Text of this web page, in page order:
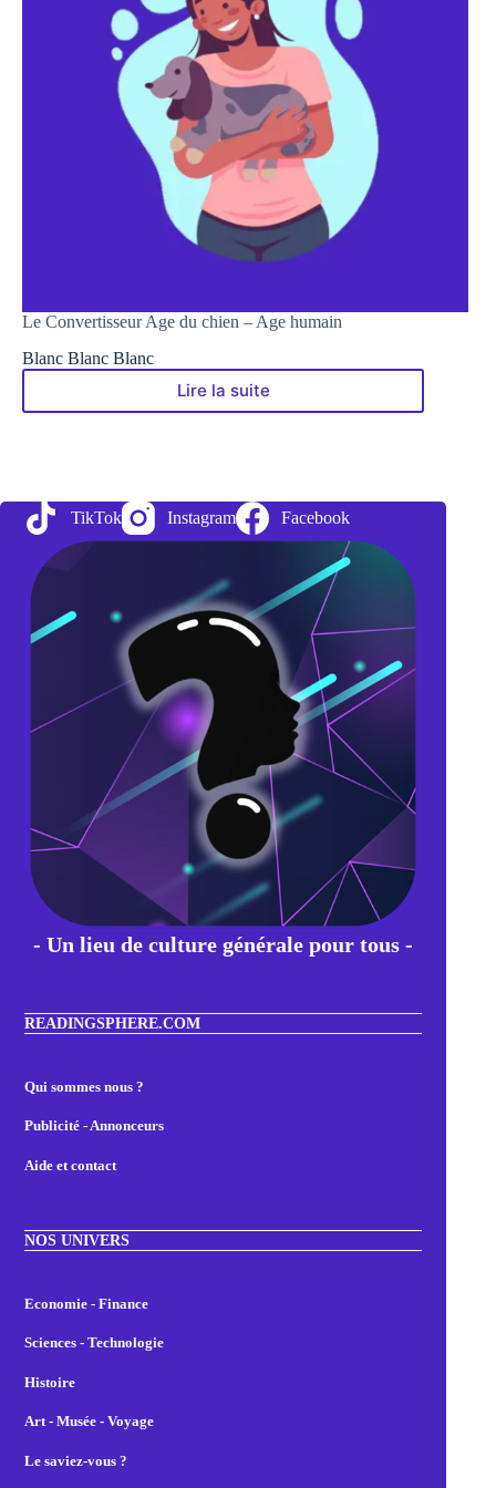
Le Convertisseur Age du chien – Age humain
Blanc Blanc Blanc
Lire la suite
Le
–
Age
humain
TikTok Instagram Facebook
- Un lieu de culture générale pour tous -
READINGSPHERE.COM
Qui sommes nous ?
Publicité - Annonceurs
Aide et contact
NOS UNIVERS
Economie - Finance
Sciences - Technologie
Histoire
Art - Musée - Voyage
Le saviez-vous ?